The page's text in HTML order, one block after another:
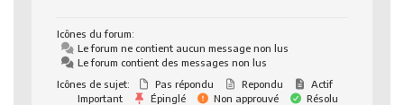
Icônes du forum:
Le forum ne contient aucun message non lus
Le forum contient des messages non lus
Icônes de sujet:
Pas répondu Repondu
Actif
Important
Épinglé Non approuvé
Résolu